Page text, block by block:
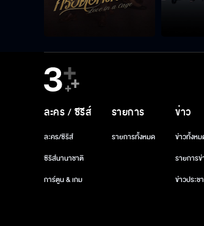
ละคร / ซีรีส์
ละคร/ซีรีส์
ซีรีส์นานาชาติ
การ์ตูน & เกม
รายการ
รายการทั้งหมด
ข่าว
ข่าวทั้งห
รายการข่
ข่าวประ